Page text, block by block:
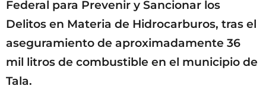
Federal para Prevenir y Sancionar los
Delitos en Materia de Hidrocarburos, tras el
aseguramiento de aproximadamente 36
mil litros de combustible en el municipio de
Tala.